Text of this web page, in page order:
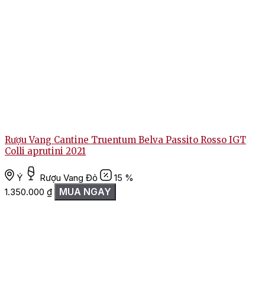
Rượu Vang Cantine Truentum Belva Passito Rosso IGT
Colli aprutini 2021
Ý Rượu Vang Đỏ
15 %
1.350.000 ₫ MUA NGAY